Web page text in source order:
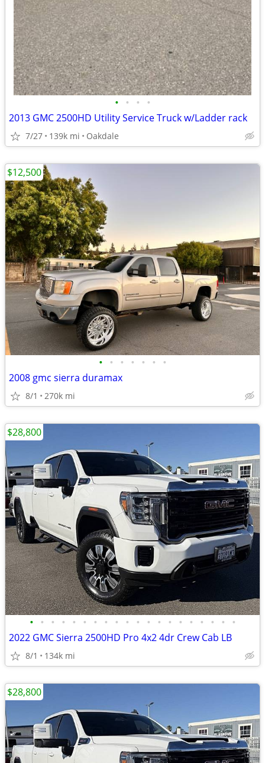
• • • •
2013 GMC 2500HD Utility Service Truck w/Ladder rack
7/27 139k mi Oakdale
• • • • • • •
2008 gmc sierra duramax
8/1 270k mi
$12,500
• • • • • • • • • • • • • • • • • • • •
2022 GMC Sierra 2500HD Pro 4x2 4dr Crew Cab LB
8/1 134k mi
$28,800
$28,800